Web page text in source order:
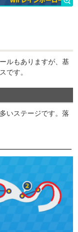
ルもありますが、基
です。
いステージです。落